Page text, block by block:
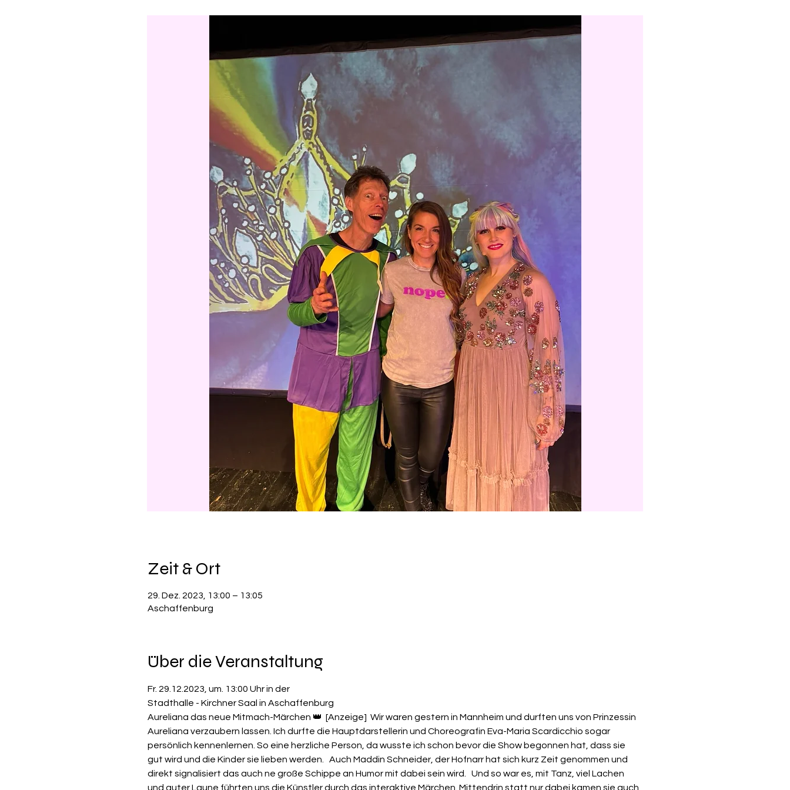
Zeit & Ort
29. Dez. 2023, 13:00 – 13:05
Aschaffenburg
Über die Veranstaltung
Fr. 29.12.2023, um. 13:00 Uhr in der
Stadthalle - Kirchner Saal in Aschaffenburg
Aureliana das neue Mitmach-Märchen 👑  [Anzeige]  Wir waren gestern in Mannheim und durften uns von Prinzessin
Aureliana verzaubern lassen. Ich durfte die Hauptdarstellerin und Choreografin Eva-Maria Scardicchio sogar
persönlich kennenlernen. So eine herzliche Person, da wusste ich schon bevor die Show begonnen hat, dass sie
gut wird und die Kinder sie lieben werden.   Auch Maddin Schneider, der Hofnarr hat sich kurz Zeit genommen und
direkt signalisiert das auch ne große Schippe an Humor mit dabei sein wird.   Und so war es, mit Tanz, viel Lachen
und guter Laune führten uns die Künstler durch das interaktive Märchen. Mittendrin statt nur dabei kamen sie auch